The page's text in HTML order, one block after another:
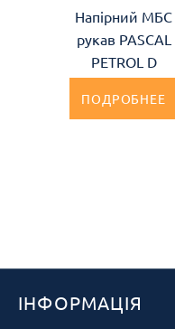
Напірний МБС
рукав PASCAL
PETROL D
ПОДРОБНЕЕ
ІНФОРМАЦІЯ